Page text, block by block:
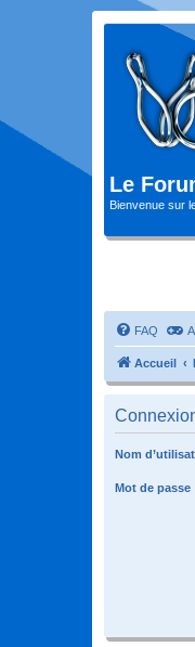
Le
Bienvenue sur
FAQ
Accueil
Nom
Mot de passe